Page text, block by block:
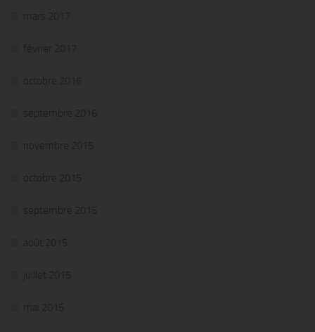
mars 2017
février 2017
octobre 2016
septembre 2016
novembre 2015
octobre 2015
septembre 2015
août 2015
juillet 2015
mai 2015